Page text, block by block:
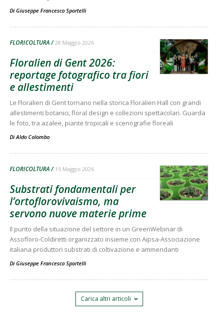
Di Giuseppe Francesco Sportelli
FLORICOLTURA 28 Maggio 2026
Floralien di Gent 2026:
reportage fotografico tra fiori
e allestimenti
Le Floralien di Gent tornano nella storica Floralien Hall con grandi
allestimenti botanici, floral design e collezioni spettacolari. Guarda
le foto, tra azalee, piante tropicali e scenografie floreali
Di Aldo Colombo
FLORICOLTURA 15 Maggio 2026
Substrati fondamentali per
l’ortoflorovivaismo, ma
servono nuove materie prime
Il punto della situazione del settore in un GreenWebinar di
Assofloro-Coldiretti organizzato insieme con Aipsa-Associazione
italiana produttori substrati di coltivazione e ammendanti
Di Giuseppe Francesco Sportelli
Carica altri articoli